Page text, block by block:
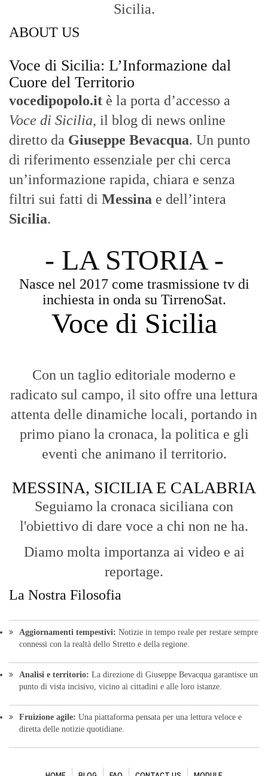
Sicilia.
ABOUT US
Voce di Sicilia: L’Informazione dal
Cuore del Territorio
vocedipopolo.it è la porta d’accesso a
Voce di Sicilia, il blog di news online
diretto da Giuseppe Bevacqua. Un punto
di riferimento essenziale per chi cerca
un’informazione rapida, chiara e senza
filtri sui fatti di Messina e dell’intera
Sicilia.
- LA STORIA -
Nasce nel 2017 come trasmissione tv di
inchiesta in onda su TirrenoSat.
Voce di Sicilia
Con un taglio editoriale moderno e
radicato sul campo, il sito offre una lettura
attenta delle dinamiche locali, portando in
primo piano la cronaca, la politica e gli
eventi che animano il territorio.
MESSINA, SICILIA E CALABRIA
Seguiamo la cronaca siciliana con
l'obiettivo di dare voce a chi non ne ha.
Diamo molta importanza ai video e ai
reportage.
La Nostra Filosofia
Aggiornamenti tempestivi: Notizie in tempo reale per restare sempre
connessi con la realtà dello Stretto e della regione.
Analisi e territorio: La direzione di Giuseppe Bevacqua garantisce un
punto di vista incisivo, vicino ai cittadini e alle loro istanze.
Fruizione agile: Una piattaforma pensata per una lettura veloce e
diretta delle notizie quotidiane.